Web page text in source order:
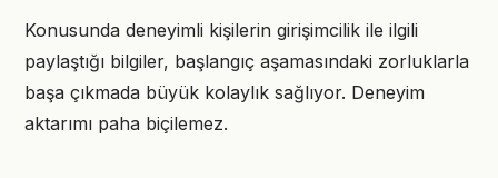
Konusunda deneyimli kişilerin girişimcilik ile ilgili
paylaştığı bilgiler, başlangıç aşamasındaki zorluklarla
başa çıkmada büyük kolaylık sağlıyor. Deneyim
aktarımı paha biçilemez.